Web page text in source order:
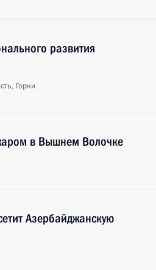
развития
Горки
в Вышнем Волочке
Азербайджанскую